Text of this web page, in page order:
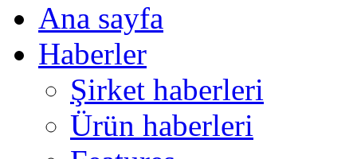
Ana sayfa
Haberler
Şirket haberleri
Ürün haberleri